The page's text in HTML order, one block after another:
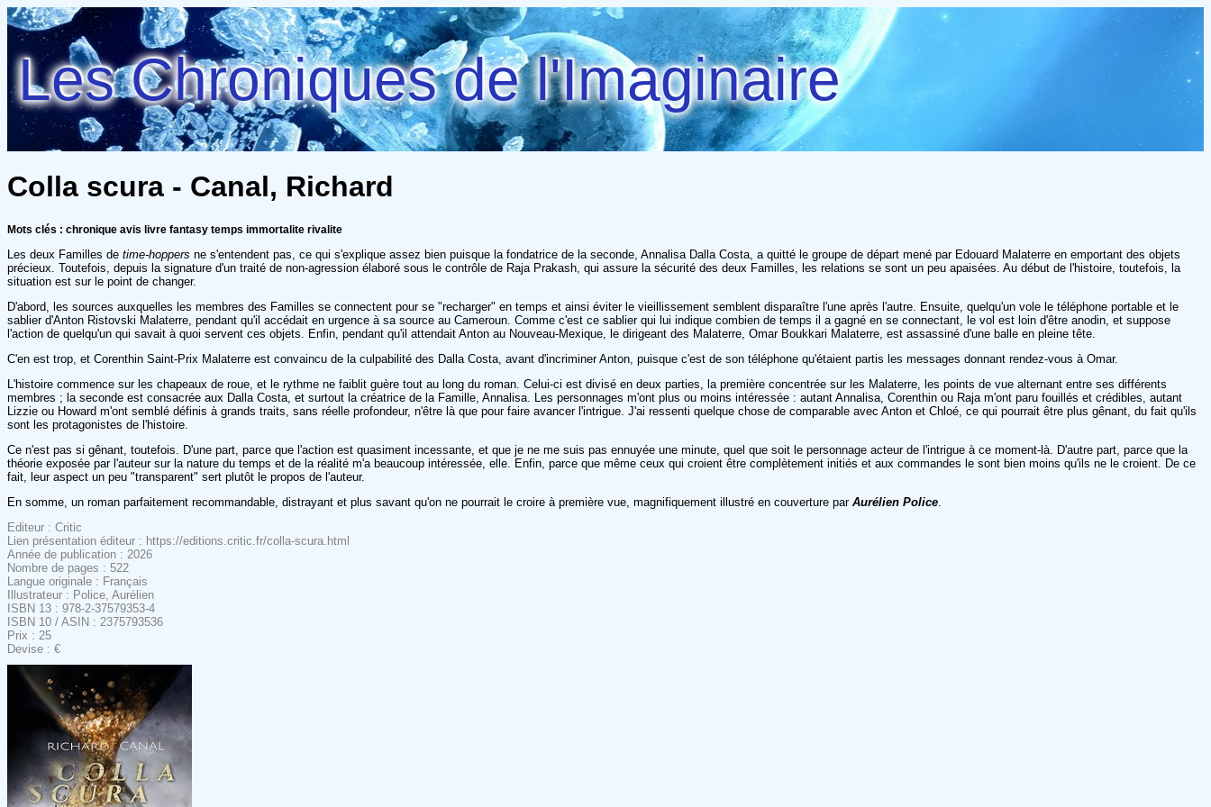
Les Chroniques de l'Imaginaire
Colla scura - Canal, Richard
Mots clés : chronique avis livre fantasy temps immortalite rivalite
Les deux Familles de time-hoppers ne s'entendent pas, ce qui s'explique assez bien puisque la fondatrice de la seconde, Annalisa Dalla Costa, a quitté le groupe de départ mené par Edouard Malaterre en emportant des objets
précieux. Toutefois, depuis la signature d'un traité de non-agression élaboré sous le contrôle de Raja Prakash, qui assure la sécurité des deux Familles, les relations se sont un peu apaisées. Au début de l'histoire, toutefois, la
situation est sur le point de changer.
D'abord, les sources auxquelles les membres des Familles se connectent pour se "recharger" en temps et ainsi éviter le vieillissement semblent disparaître l'une après l'autre. Ensuite, quelqu'un vole le téléphone portable et le
sablier d'Anton Ristovski Malaterre, pendant qu'il accédait en urgence à sa source au Cameroun. Comme c'est ce sablier qui lui indique combien de temps il a gagné en se connectant, le vol est loin d'être anodin, et suppose
l'action de quelqu'un qui savait à quoi servent ces objets. Enfin, pendant qu'il attendait Anton au Nouveau-Mexique, le dirigeant des Malaterre, Omar Boukkari Malaterre, est assassiné d'une balle en pleine tête.
C'en est trop, et Corenthin Saint-Prix Malaterre est convaincu de la culpabilité des Dalla Costa, avant d'incriminer Anton, puisque c'est de son téléphone qu'étaient partis les messages donnant rendez-vous à Omar.
L'histoire commence sur les chapeaux de roue, et le rythme ne faiblit guère tout au long du roman. Celui-ci est divisé en deux parties, la première concentrée sur les Malaterre, les points de vue alternant entre ses différents
membres ; la seconde est consacrée aux Dalla Costa, et surtout la créatrice de la Famille, Annalisa. Les personnages m'ont plus ou moins intéressée : autant Annalisa, Corenthin ou Raja m'ont paru fouillés et crédibles, autant
Lizzie ou Howard m'ont semblé définis à grands traits, sans réelle profondeur, n'être là que pour faire avancer l'intrigue. J'ai ressenti quelque chose de comparable avec Anton et Chloé, ce qui pourrait être plus gênant, du fait qu'ils
sont les protagonistes de l'histoire.
Ce n'est pas si gênant, toutefois. D'une part, parce que l'action est quasiment incessante, et que je ne me suis pas ennuyée une minute, quel que soit le personnage acteur de l'intrigue à ce moment-là. D'autre part, parce que la
théorie exposée par l'auteur sur la nature du temps et de la réalité m'a beaucoup intéressée, elle. Enfin, parce que même ceux qui croient être complètement initiés et aux commandes le sont bien moins qu'ils ne le croient. De ce
fait, leur aspect un peu "transparent" sert plutôt le propos de l'auteur.
En somme, un roman parfaitement recommandable, distrayant et plus savant qu'on ne pourrait le croire à première vue, magnifiquement illustré en couverture par Aurélien Police
Editeur : Critic
Lien présentation éditeur : https://editions.critic.fr/colla-scura.html
Année de publication : 2026
Nombre de pages : 522
Langue originale : Français
Illustrateur : Police, Aurélien
ISBN 13 : 978-2-37579353-4
ISBN 10 / ASIN : 2375793536
Prix : 25
Devise : €